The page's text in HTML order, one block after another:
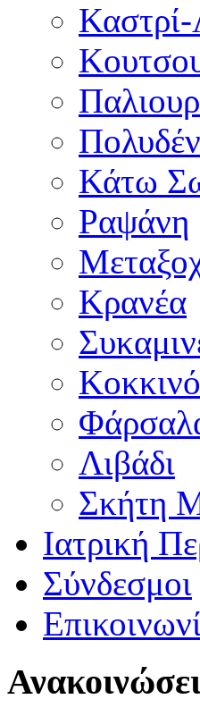
Κάτω
Ραψάνη
Κρανέα
Λιβάδι
Σκήτη
Ιατρική
Σύνδεσμοι